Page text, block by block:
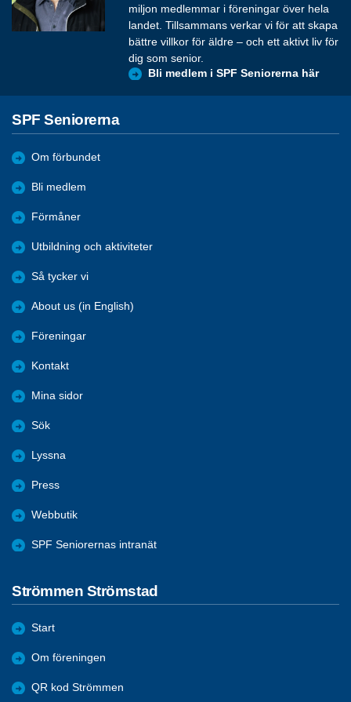
miljon medlemmar i föreningar över hela
landet. Tillsammans verkar vi för att skapa
bättre villkor för äldre – och ett aktivt liv för
dig som senior.
Bli medlem i SPF Seniorerna här
SPF Seniorerna
Om förbundet
Bli medlem
Förmåner
Utbildning och aktiviteter
Så tycker vi
About us (in English)
Föreningar
Kontakt
Mina sidor
Sök
Lyssna
Press
Webbutik
SPF Seniorernas intranät
Strömmen Strömstad
Start
Om föreningen
QR kod Strömmen